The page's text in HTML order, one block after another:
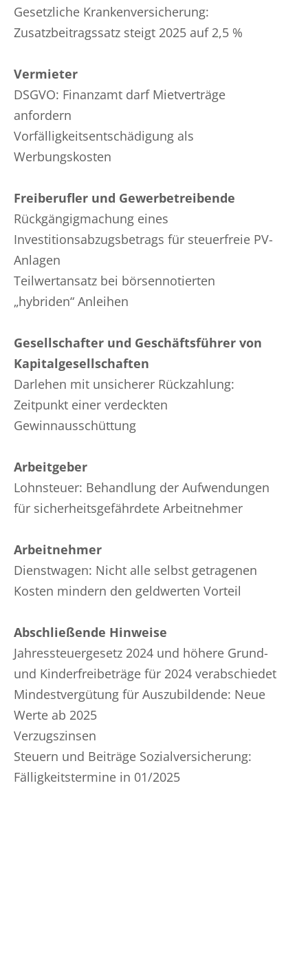
Gesetzliche Krankenversicherung:
Zusatzbeitragssatz steigt 2025 auf 2,5 %
Vermieter
DSGVO: Finanzamt darf Mietverträge
anfordern
Vorfälligkeitsentschädigung als
Werbungskosten
Freiberufler und Gewerbetreibende
Rückgängigmachung eines
Investitionsabzugsbetrags für steuerfreie PV-
Anlagen
Teilwertansatz bei börsennotierten
„hybriden“ Anleihen
Gesellschafter und Geschäftsführer von
Kapitalgesellschaften
Darlehen mit unsicherer Rückzahlung:
Zeitpunkt einer verdeckten
Gewinnausschüttung
Arbeitgeber
Lohnsteuer: Behandlung der Aufwendungen
für sicherheitsgefährdete Arbeitnehmer
Arbeitnehmer
Dienstwagen: Nicht alle selbst getragenen
Kosten mindern den geldwerten Vorteil
Abschließende Hinweise
Jahressteuergesetz 2024 und höhere Grund-
und Kinderfreibeträge für 2024 verabschiedet
Mindestvergütung für Auszubildende: Neue
Werte ab 2025
Verzugszinsen
Steuern und Beiträge Sozialversicherung:
Fälligkeitstermine in 01/2025